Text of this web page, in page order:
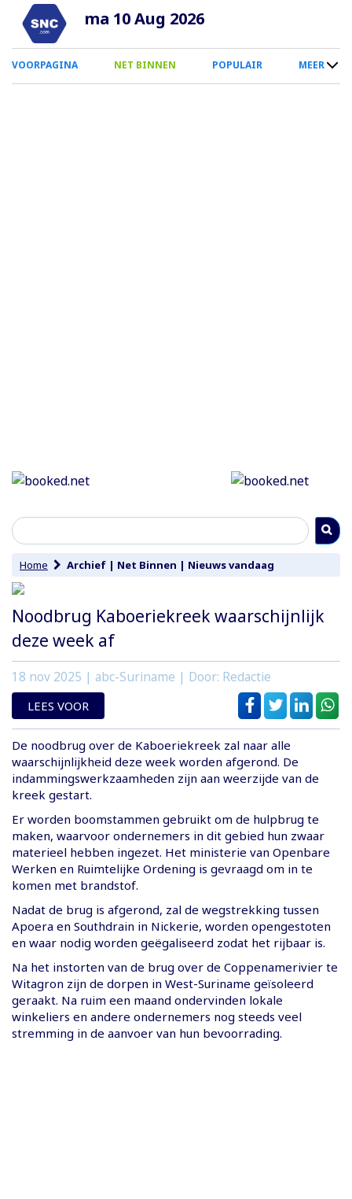
Overslaan
naar
inhoud
ma 10 Aug 2026
0
Smartphone
VOORPAGINA NET BINNEN POPULAIR MEER
Home Archief | Net Binnen | Nieuws vandaag
Noodbrug Kaboeriekreek waarschijnlijk
deze week af
18 nov 2025 | abc-Suriname | Door: Redactie
LEES VOOR
De noodbrug over de Kaboeriekreek zal naar alle
waarschijnlijkheid deze week worden afgerond. De
indammingswerkzaamheden zijn aan weerzijde van de
kreek gestart.
Er worden boomstammen gebruikt om de hulpbrug te
maken, waarvoor ondernemers in dit gebied hun zwaar
materieel hebben ingezet. Het ministerie van Openbare
Werken en Ruimtelijke Ordening is gevraagd om in te
komen met brandstof.
Nadat de brug is afgerond, zal de wegstrekking tussen
Apoera en Southdrain in Nickerie, worden opengestoten
en waar nodig worden geëgaliseerd zodat het rijbaar is.
Na het instorten van de brug over de Coppenamerivier te
Witagron zijn de dorpen in West-Suriname geïsoleerd
geraakt. Na ruim een maand ondervinden lokale
winkeliers en andere ondernemers nog steeds veel
stremming in de aanvoer van hun bevoorrading.